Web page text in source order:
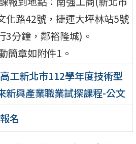
化路42號，捷運大坪林站5號
3分鐘，鄰裕隆城)。
簡章如附件1。
工新北市112學年度技術型
新興產業職業試探課程-公文
名